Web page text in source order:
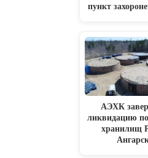
пункт
АЭХК
ликвидацию
хранилищ